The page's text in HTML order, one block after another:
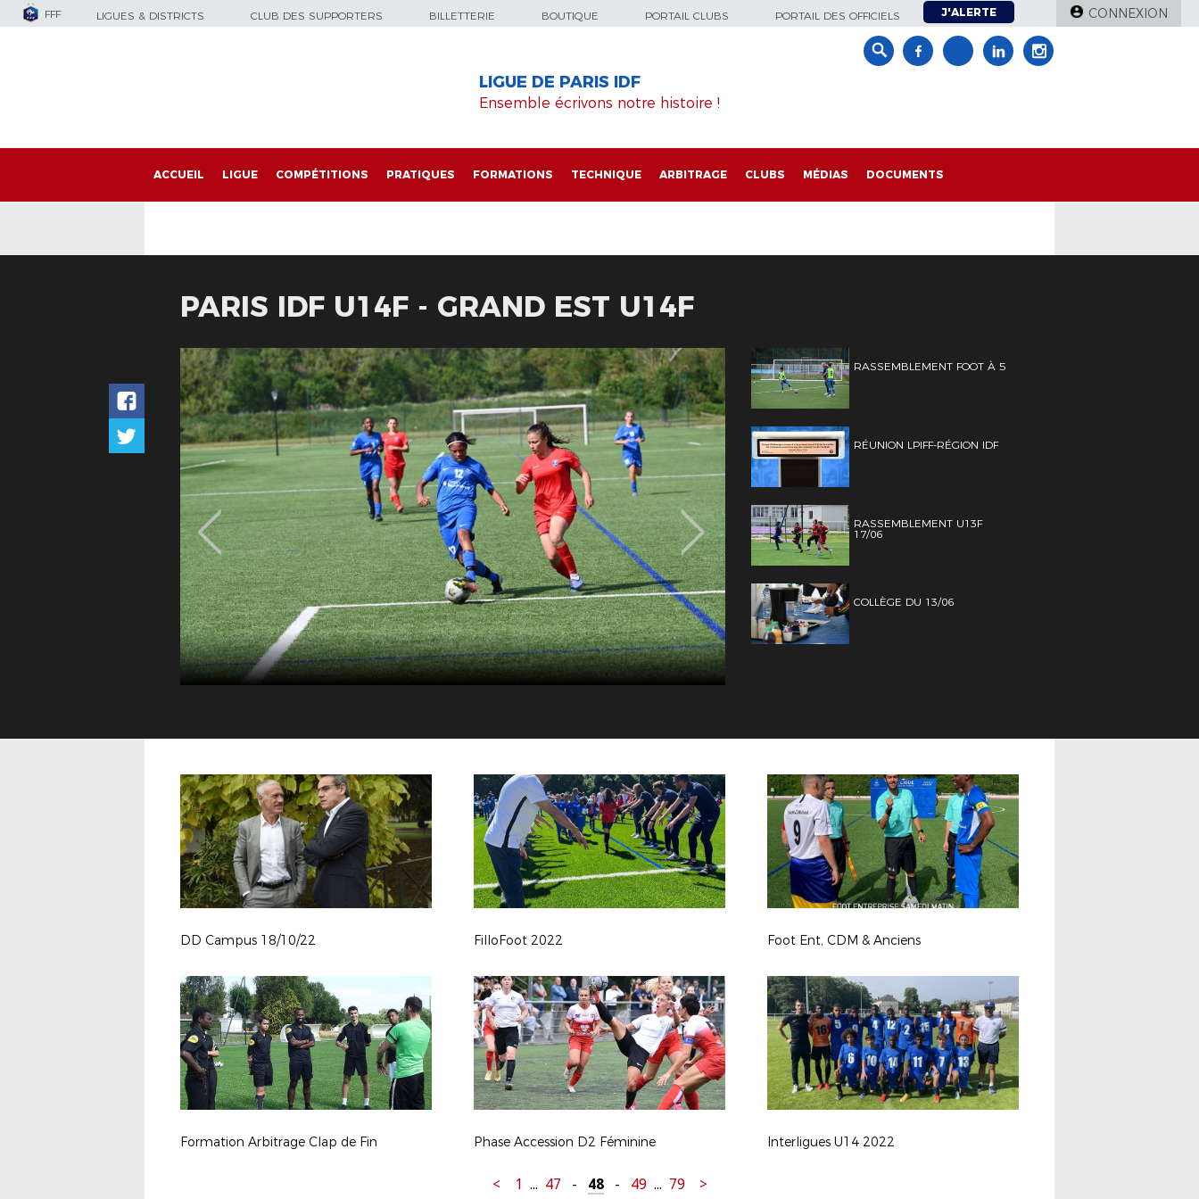
FFF LIGUES & DISTRICTS CLUB DES SUPPORTERS BILLETTERIE BOUTIQUE PORTAIL CLUBS PORTAIL DES OFFICIELS J'ALERTE CONNEXION
LIGUE DE PARIS IDF
Ensemble écrivons notre histoire !
ACCUEIL LIGUE COMPÉTITIONS PRATIQUES FORMATIONS TECHNIQUE ARBITRAGE CLUBS MÉDIAS DOCUMENTS
PARIS IDF U14F - GRAND EST U14F
RASSEMBLEMENT FOOT À 5
RÉUNION LPIFF-RÉGION IDF
RASSEMBLEMENT U13F
17/06
COLLÈGE DU 13/06
DD Campus 18/10/22 FilloFoot 2022 Foot Ent, CDM & Anciens
Formation Arbitrage Clap de Fin Phase Accession D2 Féminine Interligues U14 2022
< 1 ... 47 - 48 - 49 ... 79 >